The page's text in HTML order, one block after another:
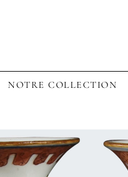
NOTRE COLLECTION